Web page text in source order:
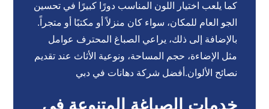
كما يلعب اختيار اللون المناسب دورًا كبيرًا في تحسين
الجو العام للمكان، سواء كان منزلاً أو مكتبًا أو متجراً.
بالإضافة إلى ذلك، يراعي الصباغ المحترف عوامل
مثل الإضاءة، حجم المساحة، ونوعية الأثاث عند تقديم
نصائح الألوان. أفضل شركة دهانات في دبي